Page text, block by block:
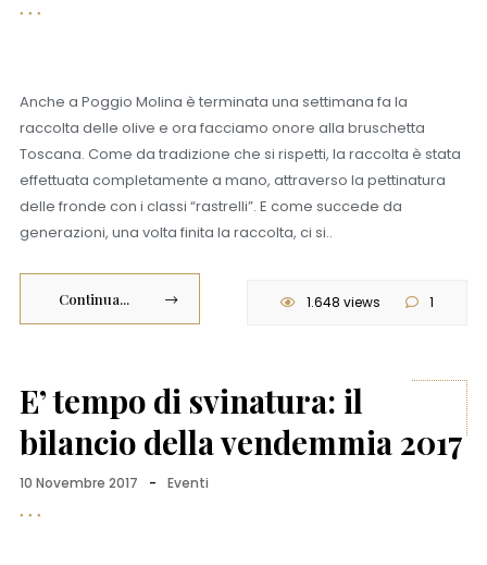
Anche a Poggio Molina è terminata una settimana fa la
raccolta delle olive e ora facciamo onore alla bruschetta
Toscana. Come da tradizione che si rispetti, la raccolta è stata
effettuata completamente a mano, attraverso la pettinatura
delle fronde con i classi “rastrelli”. E come succede da
generazioni, una volta finita la raccolta, ci si..
Continua... 1.648 views 1
E’ tempo di svinatura: il
bilancio della vendemmia 2017
10 Novembre 2017 - Eventi